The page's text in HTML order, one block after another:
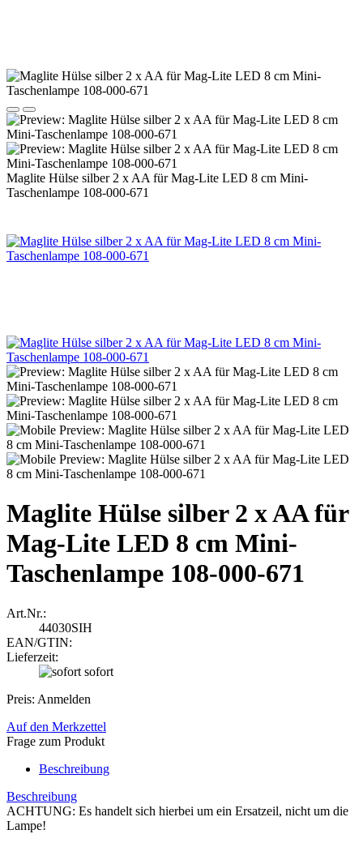
Maglite Hülse silber 2 x AA für Mag-​Lite LED 8 cm Mini-
Taschenlampe 108-000-671
Maglite Hülse silber 2 x AA für
Mag-​Lite LED 8 cm Mini-
Taschenlampe 108-000-671
Art.Nr.:
44030SIH
EAN/GTIN:
Lieferzeit:
sofort
Preis: Anmelden
Auf den Merkzettel
Frage zum Produkt
Beschreibung
Beschreibung
ACHTUNG: Es handelt sich hierbei um ein Ersatzeil, nicht um die
Lampe!